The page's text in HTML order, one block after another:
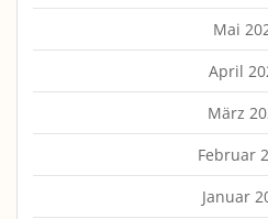
Mai
April
März
Februar
Januar